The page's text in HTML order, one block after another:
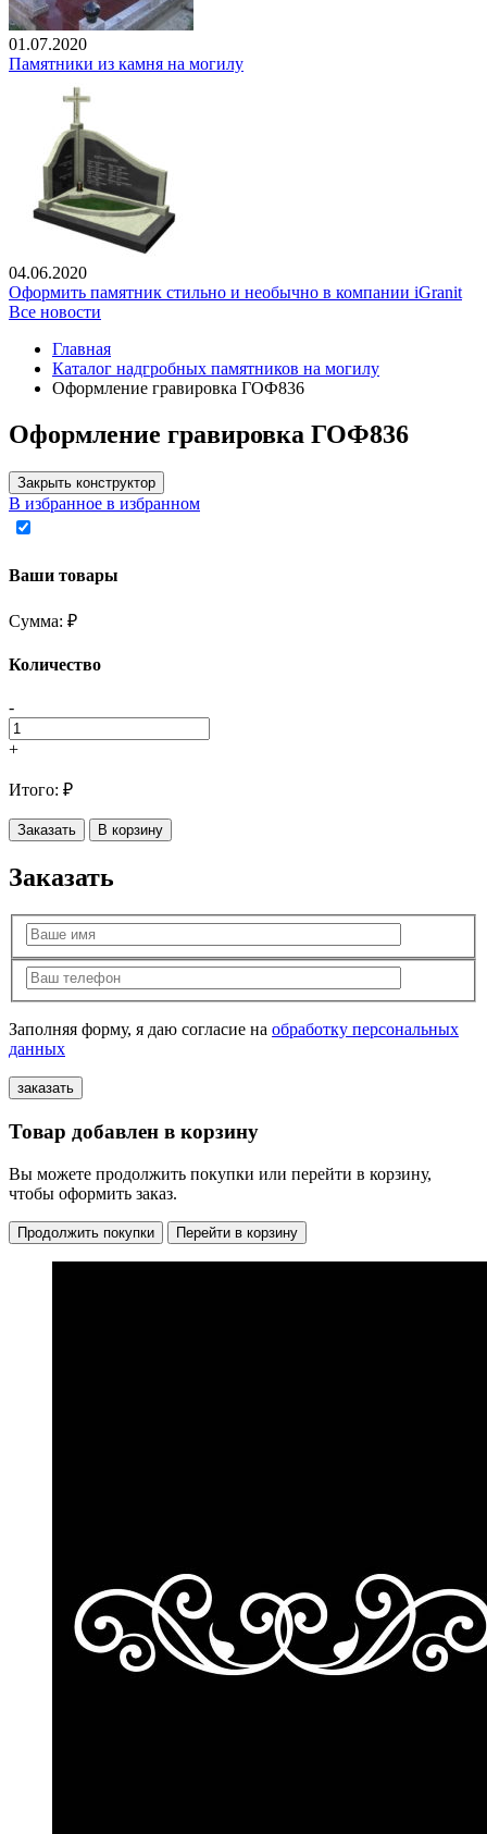
01.07.2020
Памятники из камня на могилу
04.06.2020
Оформить памятник стильно и необычно в компании iGranit
Все новости
Главная
Каталог надгробных памятников на могилу
Оформление гравировка ГОФ836
Оформление гравировка ГОФ836
Закрыть конструктор
В избранное в избранном
Ваши товары
Сумма: ₽
Количество
-
+
Итого: ₽
Заказать В корзину
Заказать
Заполняя форму, я даю согласие на обработку персональных
данных
Товар добавлен в корзину
Вы можете продолжить покупки или перейти в корзину,
чтобы оформить заказ.
Продолжить покупки Перейти в корзину